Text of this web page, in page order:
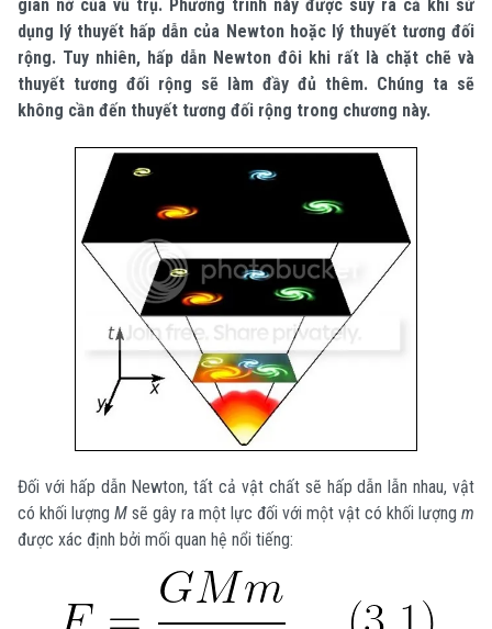
giãn nở của vũ trụ. Phương trình này được suy ra cả khi sử
dụng lý thuyết hấp dẫn của Newton hoặc lý thuyết tương đối
rộng. Tuy nhiên, hấp dẫn Newton đôi khi rất là chặt chẽ và
thuyết tương đối rộng sẽ làm đầy đủ thêm. Chúng ta sẽ
không cần đến thuyết tương đối rộng trong chương này.
Đối với hấp dẫn Newton, tất cả vật chất sẽ hấp dẫn lẫn nhau, vật
có khối lượng M sẽ gây ra một lực đối với một vật có khối lượng m
được xác định bởi mối quan hệ nổi tiếng: